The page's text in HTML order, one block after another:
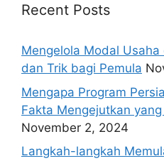
Recent Posts
Mengelola Modal
dan Trik bagi Pemula
Mengapa Program
Fakta Mengejutkan
November 2, 2024
Langkah-langkah